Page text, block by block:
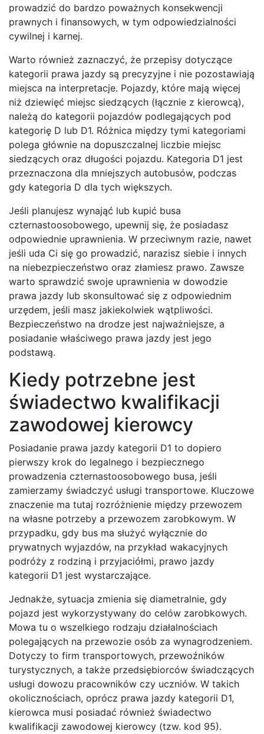
prowadzić do bardzo poważnych konsekwencji
prawnych i finansowych, w tym odpowiedzialności
cywilnej i karnej.
Warto również zaznaczyć, że przepisy dotyczące
kategorii prawa jazdy są precyzyjne i nie pozostawiają
miejsca na interpretacje. Pojazdy, które mają więcej
niż dziewięć miejsc siedzących (łącznie z kierowcą),
należą do kategorii pojazdów podlegających pod
kategorię D lub D1. Różnica między tymi kategoriami
polega głównie na dopuszczalnej liczbie miejsc
siedzących oraz długości pojazdu. Kategoria D1 jest
przeznaczona dla mniejszych autobusów, podczas
gdy kategoria D dla tych większych.
Jeśli planujesz wynająć lub kupić busa
czternastoosobowego, upewnij się, że posiadasz
odpowiednie uprawnienia. W przeciwnym razie, nawet
jeśli uda Ci się go prowadzić, narazisz siebie i innych
na niebezpieczeństwo oraz złamiesz prawo. Zawsze
warto sprawdzić swoje uprawnienia w dowodzie
prawa jazdy lub skonsultować się z odpowiednim
urzędem, jeśli masz jakiekolwiek wątpliwości.
Bezpieczeństwo na drodze jest najważniejsze, a
posiadanie właściwego prawa jazdy jest jego
podstawą.
Kiedy potrzebne jest
świadectwo kwalifikacji
zawodowej kierowcy
Posiadanie prawa jazdy kategorii D1 to dopiero
pierwszy krok do legalnego i bezpiecznego
prowadzenia czternastoosobowego busa, jeśli
zamierzamy świadczyć usługi transportowe. Kluczowe
znaczenie ma tutaj rozróżnienie między przewozem
na własne potrzeby a przewozem zarobkowym. W
przypadku, gdy bus ma służyć wyłącznie do
prywatnych wyjazdów, na przykład wakacyjnych
podróży z rodziną i przyjaciółmi, prawo jazdy
kategorii D1 jest wystarczające.
Jednakże, sytuacja zmienia się diametralnie, gdy
pojazd jest wykorzystywany do celów zarobkowych.
Mowa tu o wszelkiego rodzaju działalnościach
polegających na przewozie osób za wynagrodzeniem.
Dotyczy to firm transportowych, przewoźników
turystycznych, a także przedsiębiorców świadczących
usługi dowozu pracowników czy uczniów. W takich
okolicznościach, oprócz prawa jazdy kategorii D1,
kierowca musi posiadać również świadectwo
kwalifikacji zawodowej kierowcy (tzw. kod 95).